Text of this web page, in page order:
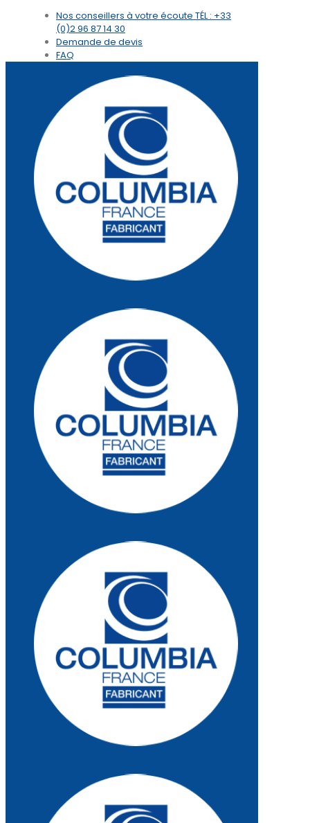
Nos conseillers à votre écoute TÉL : +33
(0)2 96 87 14 30
Demande de devis
FAQ